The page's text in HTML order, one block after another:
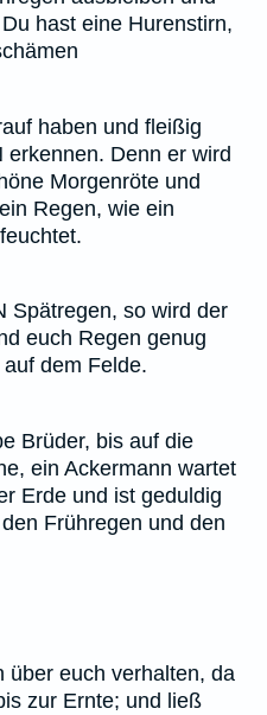
hast eine Hurenstirn,
haben und fleißig
Denn er wird
Morgenröte und
Regen, wie ein
Spätregen, so wird der
euch Regen genug
dem Felde.
Brüder, bis auf die
ein Ackermann wartet
Erde und ist geduldig
Frühregen und den
über euch verhalten, da
zur Ernte; und ließ